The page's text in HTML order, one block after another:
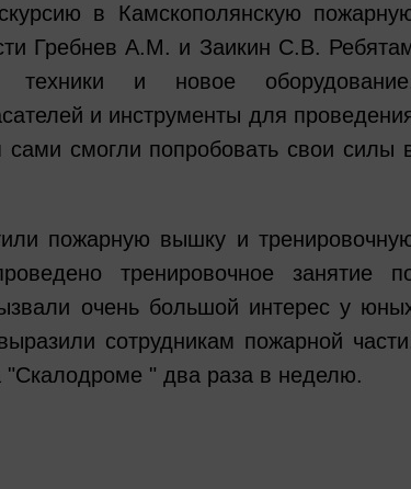
в Камскополянскую
Гребнев А.М. и Заикин С.В.
и новое
и инструменты для
смогли попробовать свои силы
пожарную вышку и
тренировочное занятие
очень большой интерес у
сотрудникам пожарной
" два раза в неделю.